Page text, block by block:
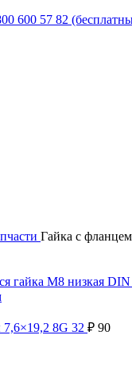
600 57 82
Гайка с
гайка M8 низкая
8G 32 ₽ 90